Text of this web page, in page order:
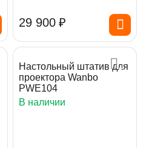
29 900 ₽
Настольный штатив для
проектора Wanbo
PWE104
В наличии